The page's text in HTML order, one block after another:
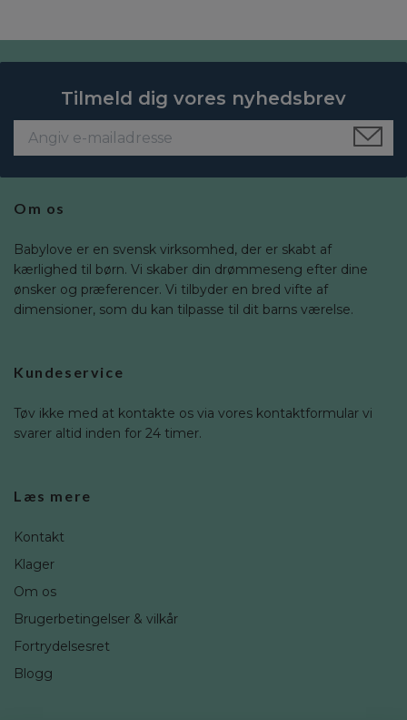
Tilmeld dig vores nyhedsbrev
Om os
Babylove er en svensk virksomhed, der er skabt af
kærlighed til børn. Vi skaber din drømmeseng efter dine
ønsker og præferencer. Vi tilbyder en bred vifte af
dimensioner, som du kan tilpasse til dit barns værelse.
Kundeservice
Tøv ikke med at kontakte os via vores kontaktformular vi
svarer altid inden for 24 timer.
Læs mere
Kontakt
Klager
Om os
Brugerbetingelser & vilkår
Fortrydelsesret
Blogg